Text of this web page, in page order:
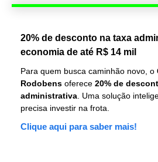
20% de desconto na taxa
economia de até R$ 14 mil
Para quem busca caminhão novo, o
Rodobens oferece 20% de
administrativa . Uma solução
precisa investir na frota.
Clique aqui para saber mais!